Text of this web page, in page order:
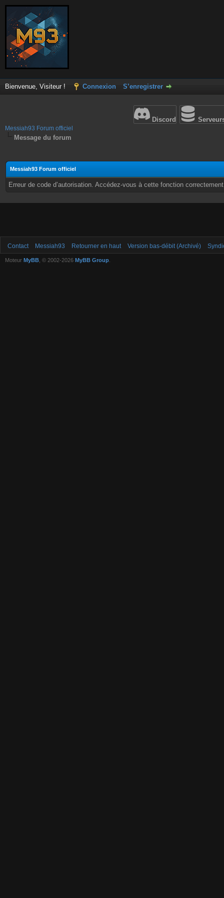
Bienvenue, Visiteur ! Connexion S’enregistrer
Discord
Messiah93 Forum officiel
Message du forum
Messiah93 Forum officiel
Erreur de code d’autorisation. Accédez-vous à cette fonction
Contact Messiah93 Retourner en haut Version bas-débit (Archivé)
Moteur MyBB , © 2002-2026 MyBB Group